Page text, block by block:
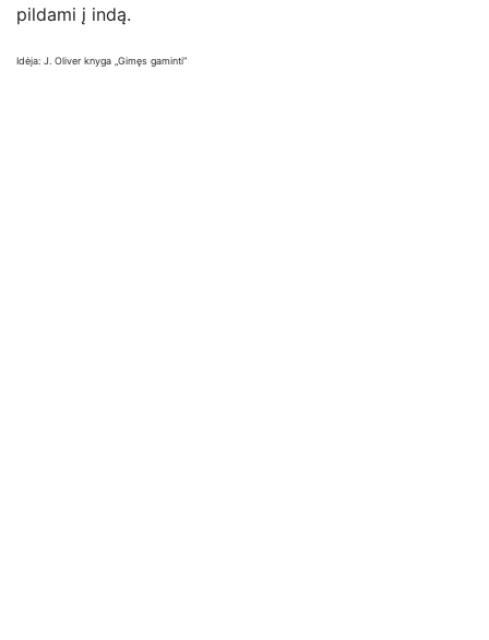
pildami į indą.
Idėja: J. Oliver knyga „Gimęs gaminti”